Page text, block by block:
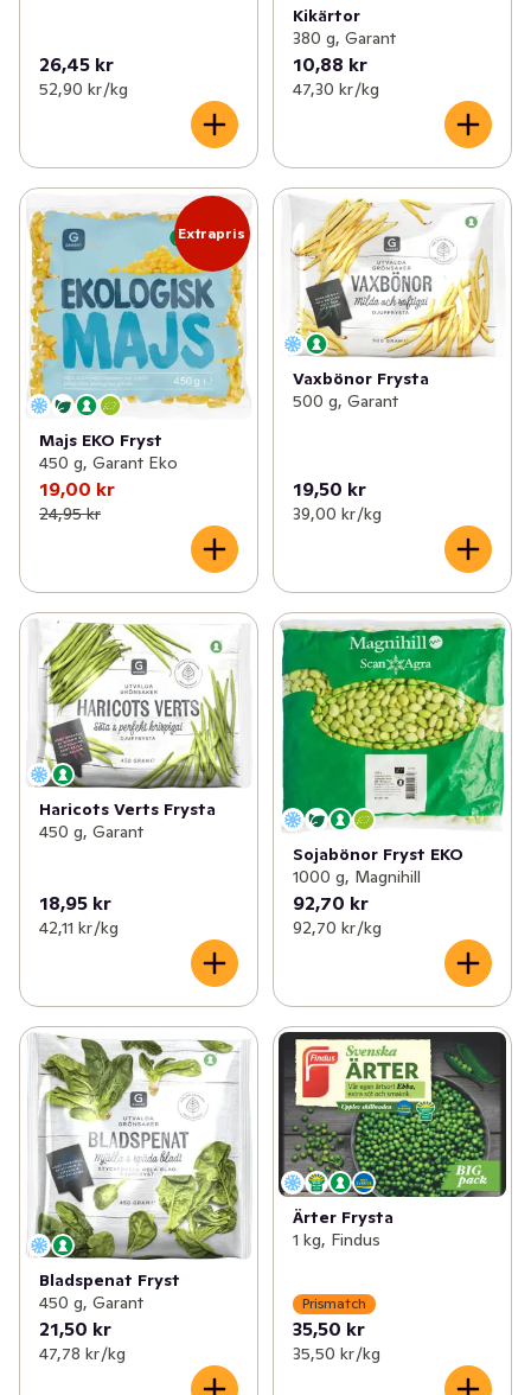
26,45 kr
52,90 kr /kg
Kikärtor
380 g, Garant
10,88 kr
47,30 kr /kg
Extrapris
Majs EKO Fryst
450 g, Garant Eko
19,00 kr
24,95 kr
Vaxbönor Frysta
500 g, Garant
19,50 kr
39,00 kr /kg
Haricots Verts Frysta
450 g, Garant
18,95 kr
42,11 kr /kg
Sojabönor Fryst EKO
1000 g, Magnihill
92,70 kr
92,70 kr /kg
Bladspenat Fryst
450 g, Garant
21,50 kr
47,78 kr /kg
Ärter Frysta
1 kg, Findus
Prismatch
35,50 kr
35,50 kr /kg